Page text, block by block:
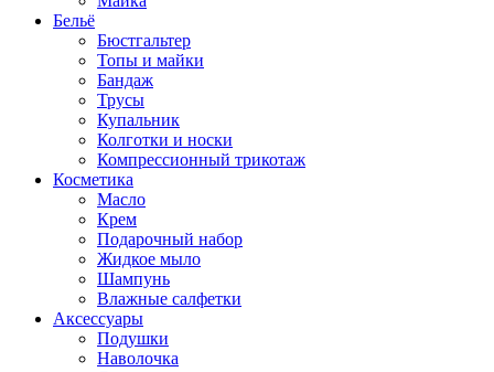
Бельё
Бюстгальтер
Топы и майки
Бандаж
Трусы
Купальник
Колготки и носки
Компрессионный трикотаж
Косметика
Масло
Крем
Подарочный набор
Жидкое мыло
Шампунь
Влажные салфетки
Аксессуары
Подушки
Наволочка